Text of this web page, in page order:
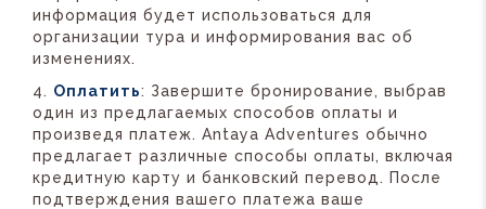
информация будет использоваться для
организации тура и информирования вас об
изменениях.
Оплатить: Завершите бронирование, выбрав
один из предлагаемых способов оплаты и
произведя платеж. Antaya Adventures обычно
предлагает различные способы оплаты, включая
кредитную карту и банковский перевод. После
подтверждения вашего платежа ваше